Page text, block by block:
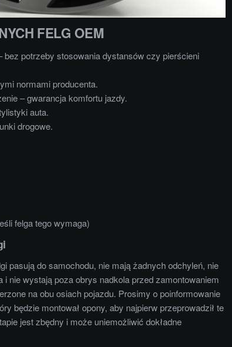
FELG OEM
bez potrzeby stosowania dystansów czy pierścieni
normami producenta.
– gwarancja komfortu jazdy.
auta.
drogowe.
felga tego wymaga)
pasują do samochodu, nie mają żadnych odchyleń, nie
i nie wystają poza obrys nadkola przed zamontowaniem
na obu osiach pojazdu. Prosimy o poinformowanie
będzie montował opony, aby najpierw przeprowadził te
jest zbędny i może uniemożliwić dokładne